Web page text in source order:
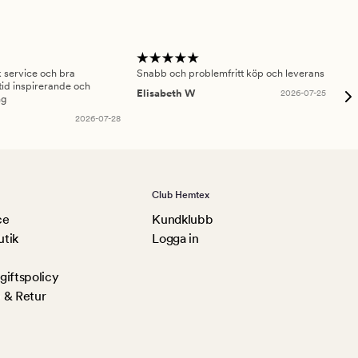
service och bra
inspirerande och
2026-07-28
Snabb och problemfritt köp och leverans
Elisabeth W
2026-07-25
Retur
Club Hemtex
Kundklubb
Logga in